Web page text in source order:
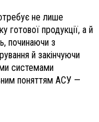
не лише
готової продукції, а й
починаючи з
й закінчуючи
системами
поняттям АСУ —